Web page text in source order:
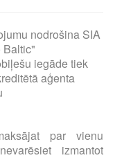
nodrošina SIA
Baltic"
iegāde tiek
aģenta
par vienu
izmantot